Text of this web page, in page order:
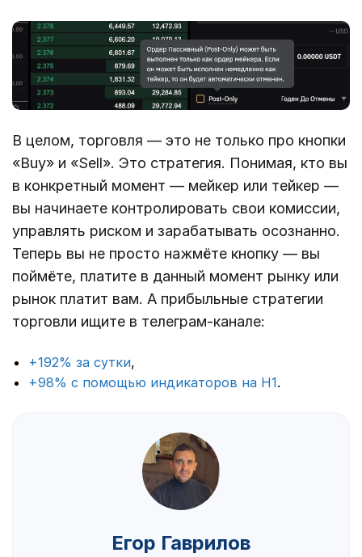
В целом, торговля — это не только про кнопки
«Buy» и «Sell». Это стратегия. Понимая, кто вы
в конкретный момент — мейкер или тейкер —
вы начинаете контролировать свои комиссии,
управлять риском и зарабатывать осознанно.
Теперь вы не просто нажмёте кнопку — вы
поймёте, платите в данный момент рынку или
рынок платит вам. А прибыльные стратегии
торговли ищите в телеграм-канале:
+192% за сутки,
+98% с помощью индикаторов на Н1.
Егор Гаврилов